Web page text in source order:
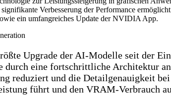
Verbesserung der Performance
ein umfangreiches Update der NVIDIA App.
Upgrade der AI-Modelle seit der
eine fortschrittliche Architektur
reduziert und die Detailgenauigkeit
führt und den VRAM-Verbrauch